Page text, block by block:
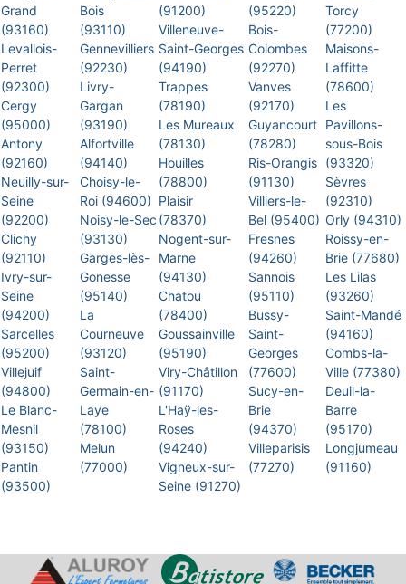
Grand
(93160)
Levallois-
Perret
(92300)
Cergy
(95000)
Antony
(92160)
Neuilly-sur-
Seine
(92200)
Clichy
(92110)
Ivry-sur-
Seine
(94200)
Sarcelles
(95200)
Villejuif
(94800)
Le Blanc-
Mesnil
(93150)
Pantin
(93500)
Bois
(93110)
Gennevilliers
(92230)
Livry-
Gargan
(93190)
Alfortville
(94140)
Choisy-le-
Roi (94600)
Noisy-le-Sec
(93130)
Garges-lès-
Gonesse
(95140)
La
Courneuve
(93120)
Saint-
Germain-en-
Laye
(78100)
Melun
(77000)
(91200)
Villeneuve-
Saint-Georges
(94190)
Trappes
(78190)
Les Mureaux
(78130)
Houilles
(78800)
Plaisir
(78370)
Nogent-sur-
Marne
(94130)
Chatou
(78400)
Goussainville
(95190)
Viry-Châtillon
(91170)
L'Haÿ-les-
Roses
(94240)
Vigneux-sur-
Seine (91270)
(95220)
Bois-
Colombes
(92270)
Vanves
(92170)
Guyancourt
(78280)
Ris-Orangis
(91130)
Villiers-le-
Bel (95400)
Fresnes
(94260)
Sannois
(95110)
Bussy-
Saint-
Georges
(77600)
Sucy-en-
Brie
(94370)
Villeparisis
(77270)
Torcy
(77200)
Maisons-
Laffitte
(78600)
Les
Pavillons-
sous-Bois
(93320)
Sèvres
(92310)
Orly (94310)
Roissy-en-
Brie (77680)
Les Lilas
(93260)
Saint-Mandé
(94160)
Combs-la-
Ville (77380)
Deuil-la-
Barre
(95170)
Longjumeau
(91160)